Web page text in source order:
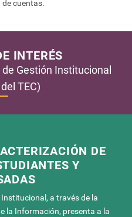
de cuentas.
INTERÉS
Gestión Institucional
TEC)
DE
Y
a través de la
la Información, presenta a la